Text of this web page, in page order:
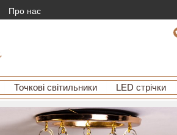
Про нас
Точкові світильники LED стрічки